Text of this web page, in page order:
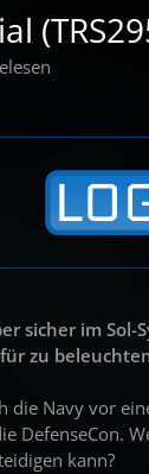
sicher im Sol-
zu
die Navy vor
DefenseCon.
kann?